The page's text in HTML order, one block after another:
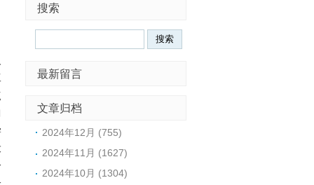
搜索
最新留言
文章归档
2024年12月 (755)
2024年11月 (1627)
2024年10月 (1304)